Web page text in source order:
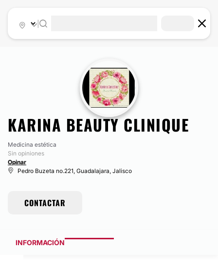
KARINA BEAUTY CLINIQUE
Medicina estética
Sin opiniones
Opinar
Pedro Buzeta no.221, Guadalajara, Jalisco
CONTACTAR
INFORMACIÓN